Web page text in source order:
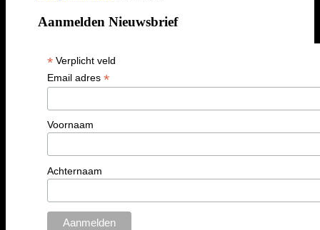
Aanmelden Nieuwsbrief
*Verplicht veld
Email adres *
Voornaam
Achternaam